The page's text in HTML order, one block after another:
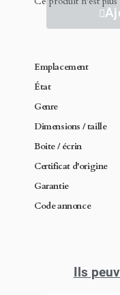
Emplacement
État
Genre
Dimensions / taille
Boite / écrin
Certificat d'origine
Garantie
Code annonce
Ils